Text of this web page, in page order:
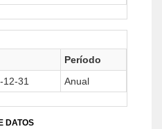
Período
12-31 Anual
DATOS